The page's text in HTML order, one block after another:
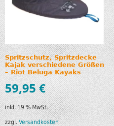
Spritzschutz, Spritzdecke
Kajak verschiedene Größen
– Riot Beluga Kayaks
59,95€
inkl. 19 % MwSt.
zzgl.Versandkosten